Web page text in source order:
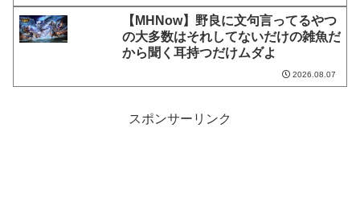
【MHNow】野良に文句言ってるやつ
の大多数はそれしてないだけの雑魚だ
から聞く耳持つだけムダよ
2026.08.07
スポンサーリンク